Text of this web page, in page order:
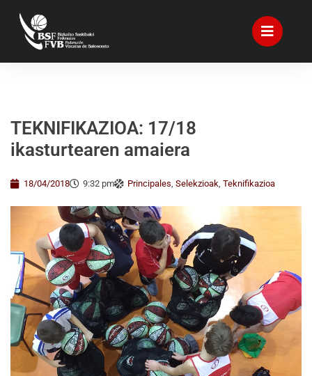
TEKNIFIKAZIOA: 17/18
ikasturtearen amaiera
18/04/2018 9:32 pm Principales, Selekzioak, Teknifikazioa